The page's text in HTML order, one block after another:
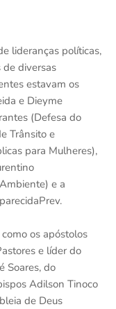
lideranças políticas,
de diversas
estavam os
e Dieyme
(Defesa do
Trânsito e
para Mulheres),
e a
os apóstolos
e líder do
Soares, do
Adilson Tinoco
de Deus